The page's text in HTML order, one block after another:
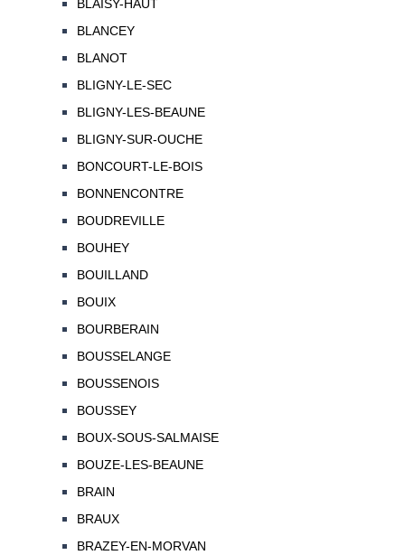
BLAISY-HAUT
BLANCEY
BLANOT
BLIGNY-LE-SEC
BLIGNY-LES-BEAUNE
BLIGNY-SUR-OUCHE
BONCOURT-LE-BOIS
BONNENCONTRE
BOUDREVILLE
BOUHEY
BOUILLAND
BOUIX
BOURBERAIN
BOUSSELANGE
BOUSSENOIS
BOUSSEY
BOUX-SOUS-SALMAISE
BOUZE-LES-BEAUNE
BRAIN
BRAUX
BRAZEY-EN-MORVAN